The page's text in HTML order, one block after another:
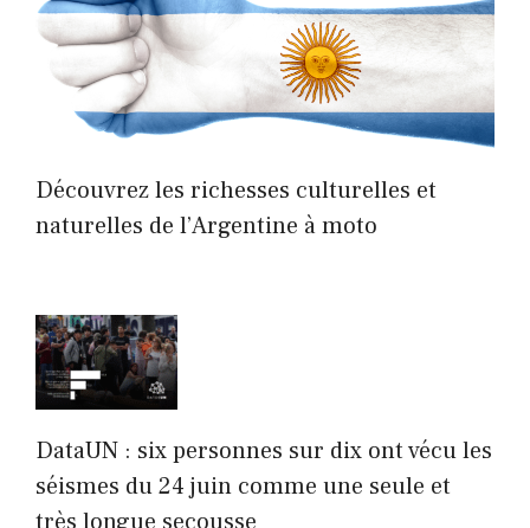
Découvrez les richesses culturelles et
naturelles de l’Argentine à moto
DataUN : six personnes sur dix ont vécu les
séismes du 24 juin comme une seule et